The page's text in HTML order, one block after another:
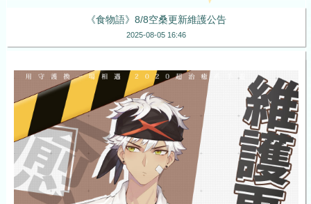
《食物語》8/8空桑更新維護公告
2025-08-05 16:46